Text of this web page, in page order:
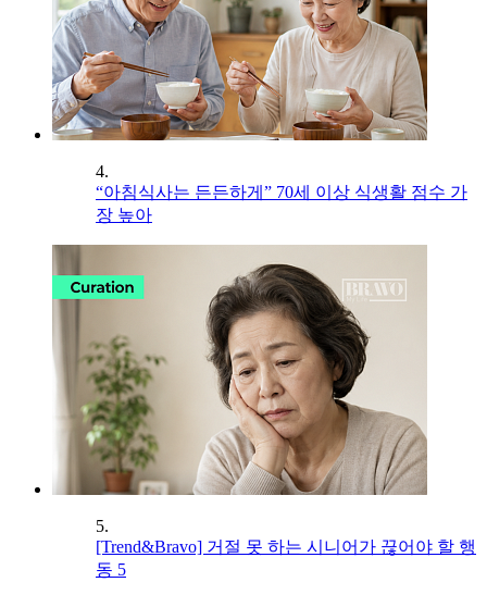
4.
“아침식사는 든든하게” 70세 이상 식생활 점수 가
장 높아
5.
[Trend&Bravo] 거절 못 하는 시니어가 끊어야 할 행
동 5